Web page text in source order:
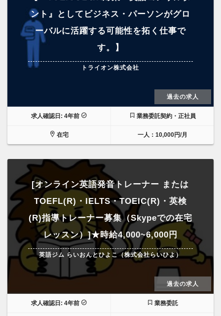
ント』としてビジネス・パーソンがグロ
ーバルに活躍する可能性を拓く仕事で
す。】
トライオン株式会社
過去の求人
求人確認日: 4年前 業務委託契約・正社員
在宅 一人：10,000円/月
[オンライン英語発音トレーナー または
TOEFL(R)・IELTS・TOEIC(R)・英検
(R)指導トレーナー募集（Skypeでの在宅
レッスン）]★時給4,000~6,000円
英語ジム らいおんとひよこ（株式会社らいひよ）
過去の求人
求人確認日: 4年前 業務委託